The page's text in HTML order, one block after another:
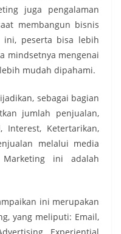
juga pengalaman
membangun bisnis
ini, peserta bisa lebih
mindsetnya mengenai
mudah dipahami.
sebagai bagian
jumlah penjualan,
Interest, Ketertarikan,
melalui media
ini adalah
ini merupakan
yang meliputi: Email,